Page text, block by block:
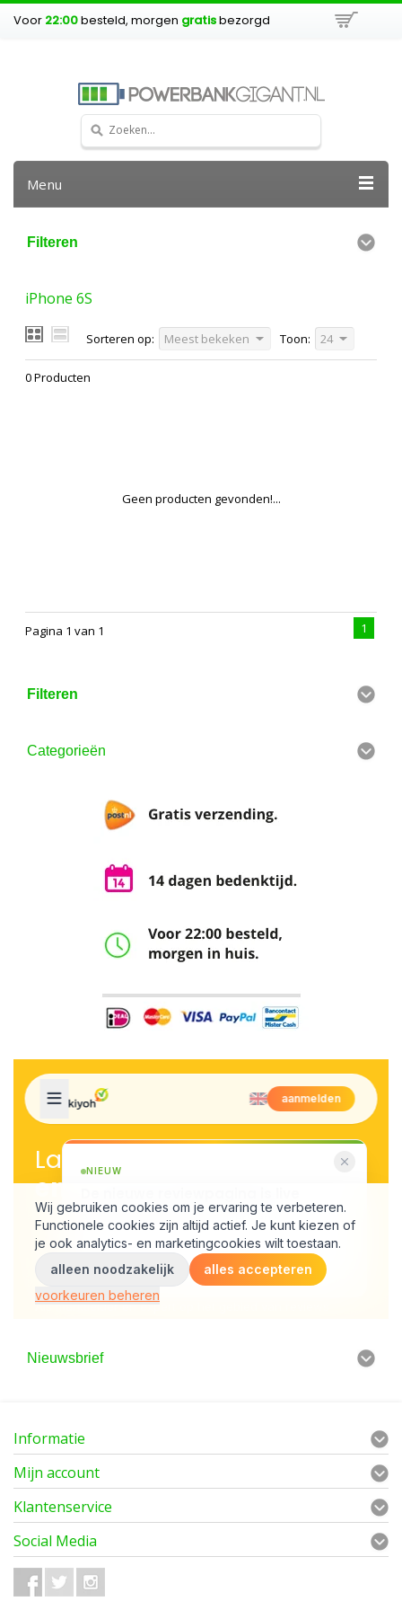
Voor 22:00besteld, morgen gratisbezorgd
Menu
Filteren
iPhone 6S
Sorteren op: Meest bekeken Toon: 24
0 Producten
Geen producten gevonden!...
Pagina 1 van 1 1
Filteren
Categorieën
Nieuwsbrief
Informatie
Mijn account
Klantenservice
Social Media